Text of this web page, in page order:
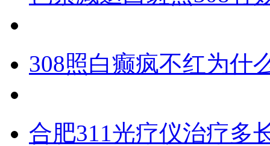
308照白癫疯不红为什
合肥311光疗仪治疗多